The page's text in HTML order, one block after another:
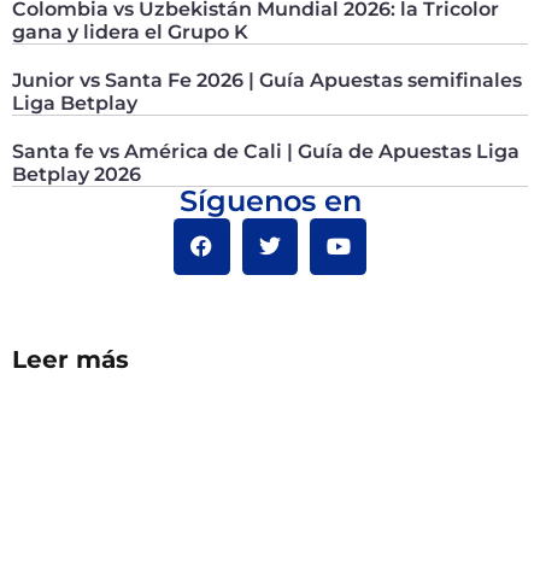
Colombia vs Uzbekistán Mundial 2026: la Tricolor
gana y lidera el Grupo K
Junior vs Santa Fe 2026 | Guía Apuestas semifinales
Liga Betplay
Santa fe vs América de Cali | Guía de Apuestas Liga
Betplay 2026
Síguenos en
Leer más